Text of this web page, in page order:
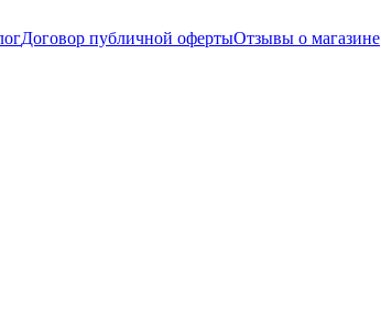
Договор публичной офертыОтзывы о магазине